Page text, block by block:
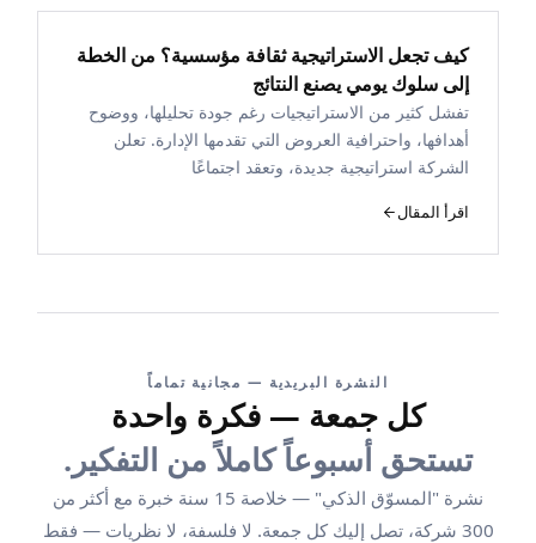
كيف تجعل الاستراتيجية ثقافة مؤسسية؟ من الخطة
إلى سلوك يومي يصنع النتائج
تفشل كثير من الاستراتيجيات رغم جودة تحليلها، ووضوح
أهدافها، واحترافية العروض التي تقدمها الإدارة. تعلن
الشركة استراتيجية جديدة، وتعقد اجتماعًا
اقرأ المقال
النشرة البريدية — مجانية تماماً
كل جمعة — فكرة واحدة
تستحق أسبوعاً كاملاً من التفكير.
نشرة "المسوّق الذكي" — خلاصة 15 سنة خبرة مع أكثر من
300 شركة، تصل إليك كل جمعة. لا فلسفة، لا نظريات — فقط